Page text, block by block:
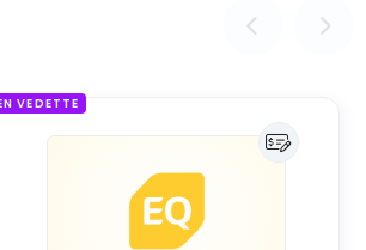
VEDETTE